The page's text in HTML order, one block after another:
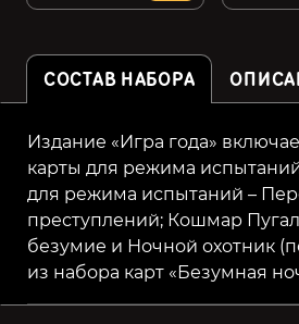
СОСТАВ НАБОРА
Издание «Игра года»
карты для режима
для режима испытаний –
преступлений; Кошмар
безумие и Ночной охотник
из набора карт «Безумная